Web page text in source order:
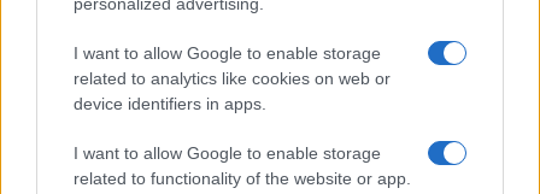
I want to allow Google to enable storage
related to analytics like cookies on web or
device identifiers in apps.
I want to allow Google to enable storage
related to functionality of the website or app.